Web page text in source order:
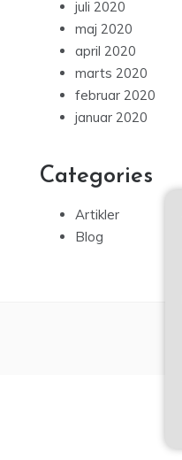
juli 2020
maj 2020
april 2020
marts 2020
februar 2020
januar 2020
Categories
Artikler
Blog